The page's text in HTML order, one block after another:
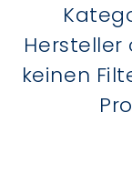
Hersteller
keinen